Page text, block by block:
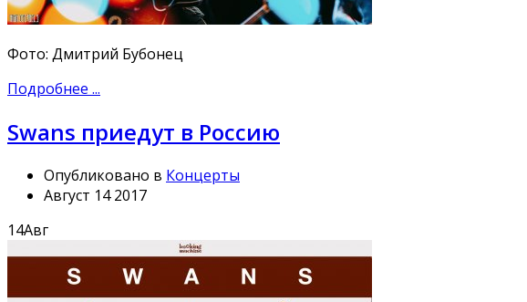
Фото: Дмитрий Бубонец
Подробнее ...
Swans приедут в Россию
Опубликовано в Концерты
Август 14 2017
14Авг